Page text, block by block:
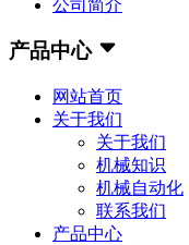
公司简介
产品中心
网站首页
关于我们
关于我们
机械知识
机械自动化
联系我们
产品中心